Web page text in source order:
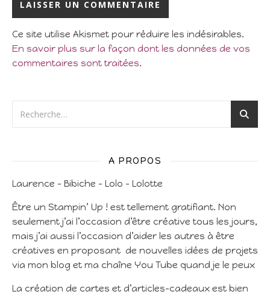
Ce site utilise Akismet pour réduire les indésirables.
En savoir plus sur la façon dont les données de vos
commentaires sont traitées.
A PROPOS
Laurence – Bibiche – Lolo – Lolotte
Être un Stampin’ Up ! est tellement gratifiant. Non
seulement j’ai l’occasion d’être créative tous les jours,
mais j’ai aussi l’occasion d’aider les autres à être
créatives en proposant de nouvelles idées de projets
via mon blog et ma chaîne You Tube quand je le peux
La création de cartes et d’articles-cadeaux est bien